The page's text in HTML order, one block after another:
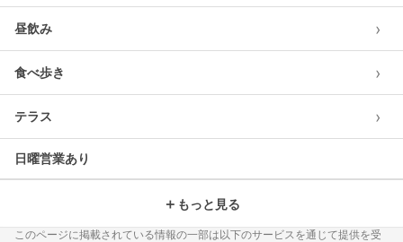
昼飲み ›
食べ歩き ›
テラス ›
日曜営業あり
＋ もっと見る
このページに掲載されている情報の一部は以下のサービスを通じて提供を受